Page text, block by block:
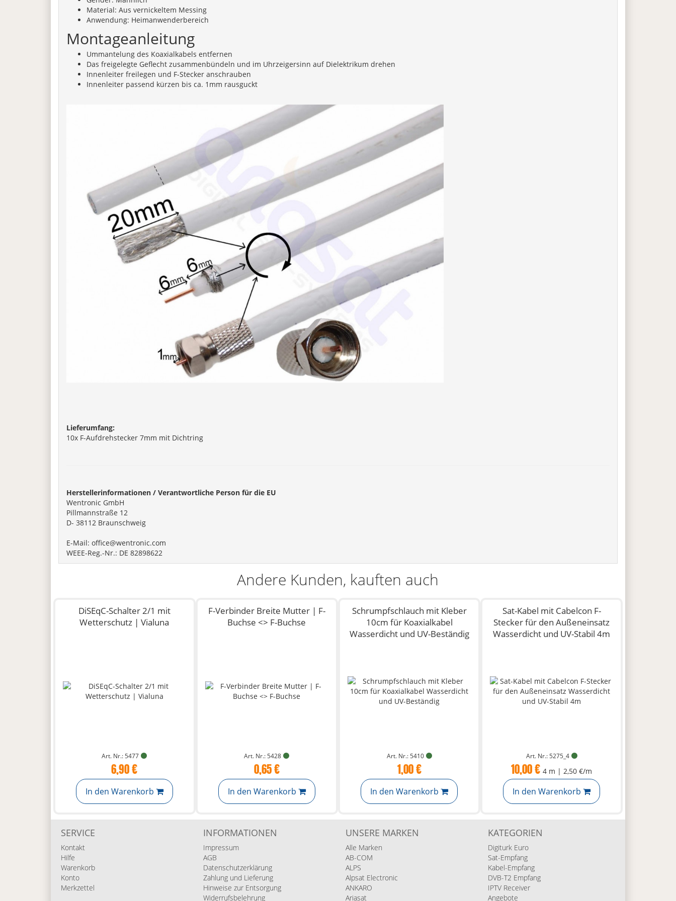
Material: Aus vernickeltem Messing
Anwendung: Heimanwenderbereich
Montageanleitung
Ummantelung des Koaxialkabels entfernen
Das freigelegte Geflecht zusammenbündeln und im Uhrzeigersinn auf Dielektrikum drehen
Innenleiter freilegen und F-Stecker anschrauben
Innenleiter passend kürzen bis ca. 1mm rausguckt
Lieferumfang:
10x F-Aufdrehstecker 7mm mit Dichtring
Herstellerinformationen / Verantwortliche Person für die EU
Wentronic GmbH
Pillmannstraße 12
D- 38112 Braunschweig
E-Mail: office@wentronic.com
WEEE-Reg.-Nr.: DE 82898622
Andere Kunden, kauften auch
DiSEqC-Schalter 2/1 mit
Wetterschutz | Vialuna
Art. Nr.: 5477
6,90 €
In den Warenkorb
F-Verbinder Breite Mutter | F-
Buchse <> F-Buchse
Art. Nr.: 5428
0,65 €
In den Warenkorb
Schrumpfschlauch mit Kleber
10cm für Koaxialkabel
Wasserdicht und UV-Beständig
Art. Nr.: 5410
1,00 €
In den Warenkorb
Sat-Kabel mit Cabelcon F-
Stecker für den Außeneinsatz
Wasserdicht und UV-Stabil 4m
Art. Nr.: 5275_4
10,00 €4 m | 2,50 €/m
In den Warenkorb
SERVICE
Kontakt
Hilfe
Warenkorb
Konto
Merkzettel
INFORMATIONEN
Impressum
AGB
Datenschutzerklärung
Zahlung und Lieferung
Hinweise zur Entsorgung
Widerrufsbelehrung
UNSERE MARKEN
Alle Marken
AB-COM
ALPS
Alpsat Electronic
ANKARO
Ariasat
KATEGORIEN
Digiturk Euro
Sat-Empfang
Kabel-Empfang
DVB-T2 Empfang
IPTV Receiver
Angebote